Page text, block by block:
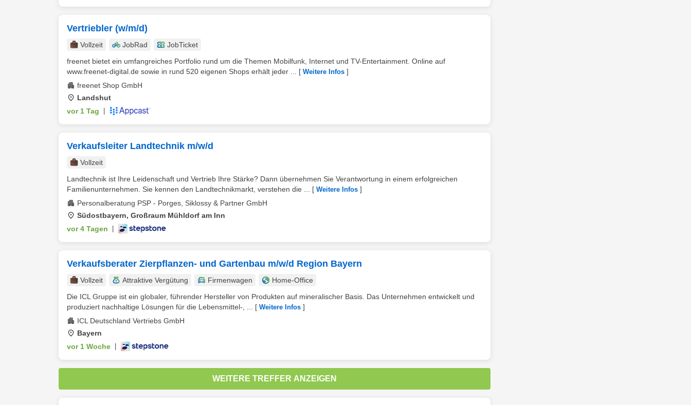
Vertriebler (w/m/d)
Vollzeit JobRad
JobTicket
freenet bietet ein umfangreiches Portfolio rund um die Themen Mobilfunk, Internet und TV-Entertainment. Online auf
www.freenet-digital.de sowie in rund 520 eigenen Shops erhält jeder ...
[ Weitere Infos ]
freenet Shop GmbH
Landshut
vor 1 Tag
Verkaufsleiter Landtechnik m/w/d
Vollzeit
Landtechnik ist Ihre Leidenschaft und Vertrieb Ihre Stärke? Dann übernehmen Sie Verantwortung in einem erfolgreichen
Familienunternehmen. Sie kennen den Landtechnikmarkt, verstehen die ...
[ Weitere Infos ]
Personalberatung PSP - Porges, Siklossy & Partner GmbH
Südostbayern, Großraum Mühldorf am Inn
vor 4 Tagen
Verkaufsberater Zierpflanzen- und Gartenbau m/w/d Region Bayern
Vollzeit Attraktive Vergütung Firmenwagen
Home-Office
Die ICL Gruppe ist ein globaler, führender Hersteller von Produkten auf mineralischer Basis. Das Unternehmen entwickelt und
produziert nachhaltige Lösungen für die Lebensmittel-, ...
[ Weitere Infos ]
ICL Deutschland Vertriebs GmbH
Bayern
vor 1 Woche
WEITERE TREFFER ANZEIGEN